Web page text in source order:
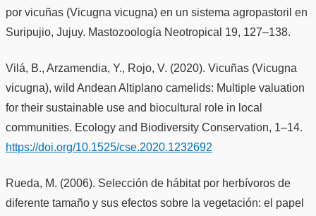
por vicuñas (Vicugna vicugna) en un sistema agropastoril en
Suripujio, Jujuy. Mastozoología Neotropical 19, 127–138.
Vilá, B., Arzamendia, Y., Rojo, V. (2020). Vicuñas (Vicugna
vicugna), wild Andean Altiplano camelids: Multiple valuation
for their sustainable use and biocultural role in local
communities. Ecology and Biodiversity Conservation, 1–14.
https://doi.org/10.1525/cse.2020.1232692
Rueda, M. (2006). Selección de hábitat por herbívoros de
diferente tamaño y sus efectos sobre la vegetación: el papel